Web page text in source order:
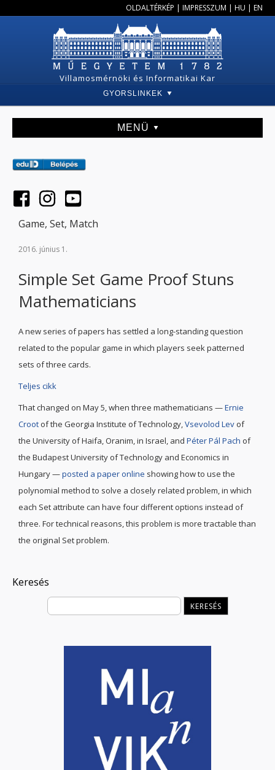
OLDALTÉRKÉP | IMPRESSZUM | HU | EN
Villamosmérnöki és Informatikai Kar
GYORSLINKEK
MENÜ
Game, Set, Match
2016. június 1.
Simple Set Game Proof Stuns
Mathematicians
A new series of papers has settled a long-standing question
related to the popular game in which players seek patterned
sets of three cards.
Teljes cikk
That changed on May 5, when three mathematicians —Ernie
Croot of the Georgia Institute of Technology,Vsevolod Lev of
the University of Haifa, Oranim, in Israel, and Péter Pál Pach of
the Budapest University of Technology and Economics in
Hungary —posted a paper online showing how to use the
polynomial method to solve a closely related problem, in which
each Set attribute can have four different options instead of
three. For technical reasons, this problem is more tractable than
the original Set problem.
Keresés